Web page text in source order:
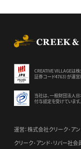
CREATIVE VILLAGEは
証券コード4763）が運営
当社は、一般財団法人
付与認定を受けています。
運営：株式会社クリーク･ア
クリーク･アンド･リバー社会